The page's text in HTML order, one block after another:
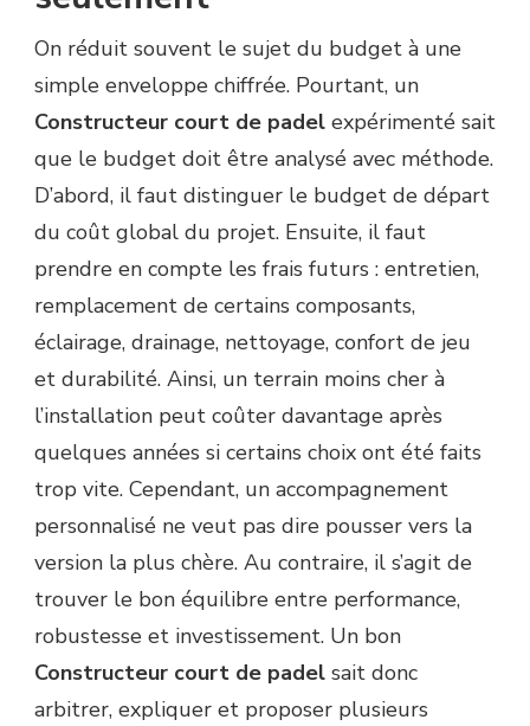
On réduit souvent le sujet du budget à une
simple enveloppe chiffrée. Pourtant, un
Constructeur court de padel expérimenté sait
que le budget doit être analysé avec méthode.
D’abord, il faut distinguer le budget de départ
du coût global du projet. Ensuite, il faut
prendre en compte les frais futurs : entretien,
remplacement de certains composants,
éclairage, drainage, nettoyage, confort de jeu
et durabilité. Ainsi, un terrain moins cher à
l’installation peut coûter davantage après
quelques années si certains choix ont été faits
trop vite. Cependant, un accompagnement
personnalisé ne veut pas dire pousser vers la
version la plus chère. Au contraire, il s’agit de
trouver le bon équilibre entre performance,
robustesse et investissement. Un bon
Constructeur court de padel sait donc
arbitrer, expliquer et proposer plusieurs